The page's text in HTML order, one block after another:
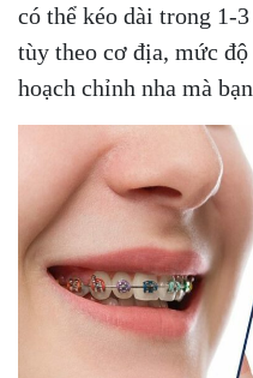
có thể kéo dài trong 1-
tùy theo cơ địa, mức
hoạch chỉnh nha mà